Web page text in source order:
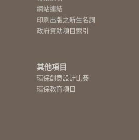
網站連結
印刷出版之新生名詞
政府資助項目索引
其他項目
環保創意設計比賽
環保教育項目